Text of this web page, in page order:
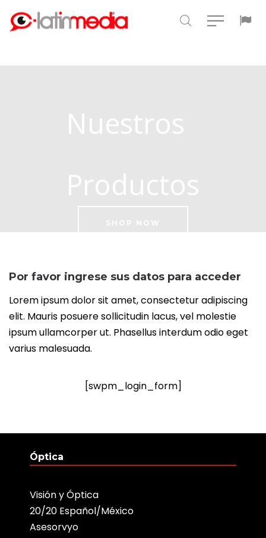
Nuestros
Productos
Por favor ingrese sus datos para acceder
Lorem ipsum dolor sit amet, consectetur adipiscing
elit. Mauris posuere sollicitudin lacus, vel molestie
ipsum ullamcorper ut. Phasellus interdum odio eget
varius malesuada.
[swpm_login_form]
Óptica
Visión y Óptica
20/20 Español/México
Asesorvyo